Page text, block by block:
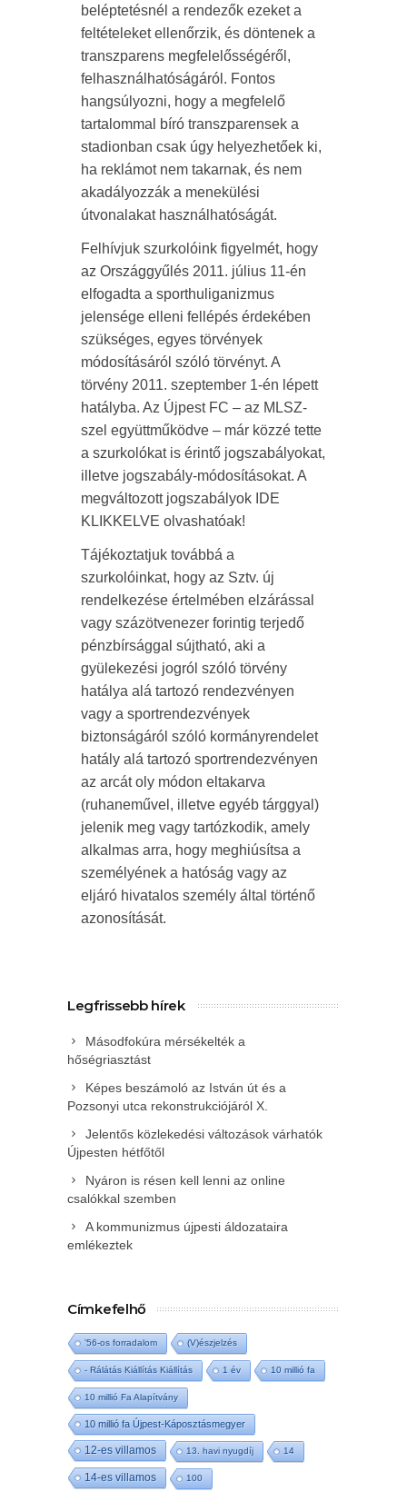
beléptetésnél a rendezők ezeket a
feltételeket ellenőrzik, és döntenek a
transzparens megfelelősségéről,
felhasználhatóságáról. Fontos
hangsúlyozni, hogy a megfelelő
tartalommal bíró transzparensek a
stadionban csak úgy helyezhetőek ki,
ha reklámot nem takarnak, és nem
akadályozzák a menekülési
útvonalakat használhatóságát.
Felhívjuk szurkolóink figyelmét, hogy
az Országgyűlés 2011. július 11-én
elfogadta a sporthuliganizmus
jelensége elleni fellépés érdekében
szükséges, egyes törvények
módosításáról szóló törvényt. A
törvény 2011. szeptember 1-én lépett
hatályba. Az Újpest FC – az MLSZ-
szel együttműködve – már közzé tette
a szurkolókat is érintő jogszabályokat,
illetve jogszabály-módosításokat. A
megváltozott jogszabályok IDE
KLIKKELVE olvashatóak!
Tájékoztatjuk továbbá a
szurkolóinkat, hogy az Sztv. új
rendelkezése értelmében elzárással
vagy százötvenezer forintig terjedő
pénzbírsággal sújtható, aki a
gyülekezési jogról szóló törvény
hatálya alá tartozó rendezvényen
vagy a sportrendezvények
biztonságáról szóló kormányrendelet
hatály alá tartozó sportrendezvényen
az arcát oly módon eltakarva
(ruhaneművel, illetve egyéb tárggyal)
jelenik meg vagy tartózkodik, amely
alkalmas arra, hogy meghiúsítsa a
személyének a hatóság vagy az
eljáró hivatalos személy által történő
azonosítását.
Legfrissebb hírek
Másodfokúra mérsékelték a
hőségriasztást
Képes beszámoló az István út és a
Pozsonyi utca rekonstrukciójáról X.
Jelentős közlekedési változások várhatók
Újpesten hétfőtől
Nyáron is résen kell lenni az online
csalókkal szemben
A kommunizmus újpesti áldozataira
emlékeztek
Címkefelhő
'56-os forradalom (V)észjelzés
- Rálátás Kiállítás Kiállítás 1 év 10 millió fa
10 millió Fa Alapítvány
10 millió fa Újpest-Káposztásmegyer
12-es villamos 13. havi nyugdíj 14
14-es villamos 100